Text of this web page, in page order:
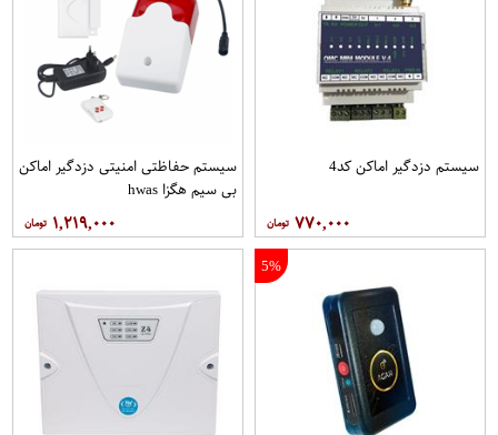
سیستم دزدگیر اماکن کد4
۷۷۰,۰۰۰
سیستم حفاظتی امنیتی دزدگیر اماکن
بی سیم هگزا hwas
۱,۲۱۹,۰۰۰
5%